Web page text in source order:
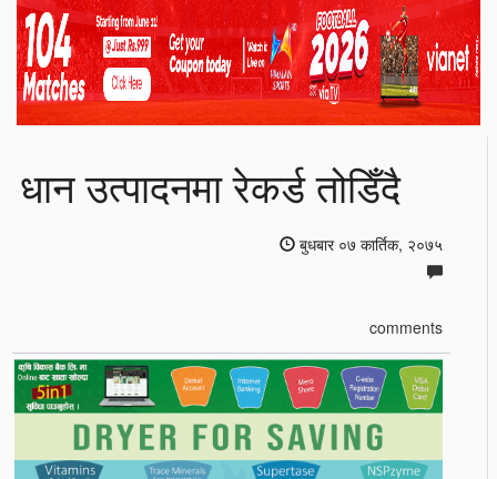
धान उत्पादनमा रेकर्ड तोडिँदै
बुधबार ०७ कार्तिक, २०७५
comments